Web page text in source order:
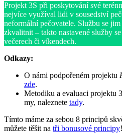
Projekt 3S při poskytování své
nejvíce využíval lidi v sousedství
neformální pečovatele. Službu se
zkvalitnit – takto nastavené služby
večerech či víkendech.
Odkazy:
O námi podpořeném projektu
zde.
Metodiku a evaluaci projektu
my, naleznete tady.
Tímto máme za sebou 8 principů
můžete těšit na tři bonusové principy!